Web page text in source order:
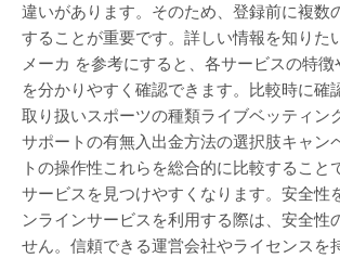
違いがあります。そのため、登録前に複数
することが重要です。詳しい情報を知りた
メーカ を参考にすると、各サービスの特徴
を分かりやすく確認できます。比較時に確
取り扱いスポーツの種類ライブベッティン
サポートの有無入出金方法の選択肢キャン
トの操作性これらを総合的に比較すること
サービスを見つけやすくなります。安全性
ンラインサービスを利用する際は、安全性
せん。信頼できる運営会社やライセンスを